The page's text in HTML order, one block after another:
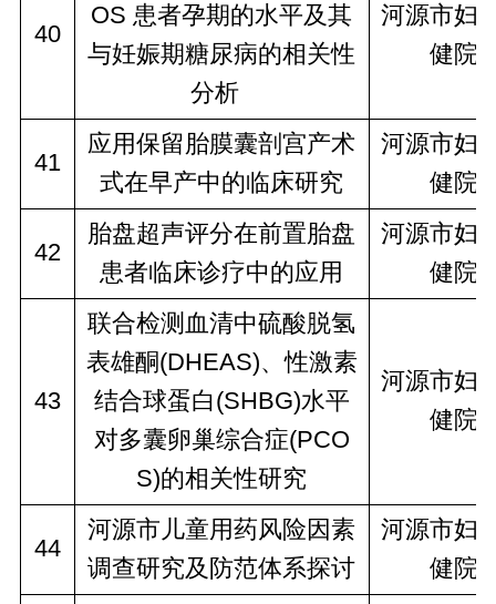
40
OS 患者孕期的水平及其
与妊娠期糖尿病的相关性
分析
河源市妇
健院
41
应用保留胎膜囊剖宫产术
式在早产中的临床研究
河源市妇
健院
42
胎盘超声评分在前置胎盘
患者临床诊疗中的应用
河源市妇
健院
43
联合检测血清中硫酸脱氢
表雄酮(DHEAS)、性激素
结合球蛋白(SHBG)水平
对多囊卵巢综合症(PCO
S)的相关性研究
河源市妇
健院
44
河源市儿童用药风险因素
调查研究及防范体系探讨
河源市妇
健院